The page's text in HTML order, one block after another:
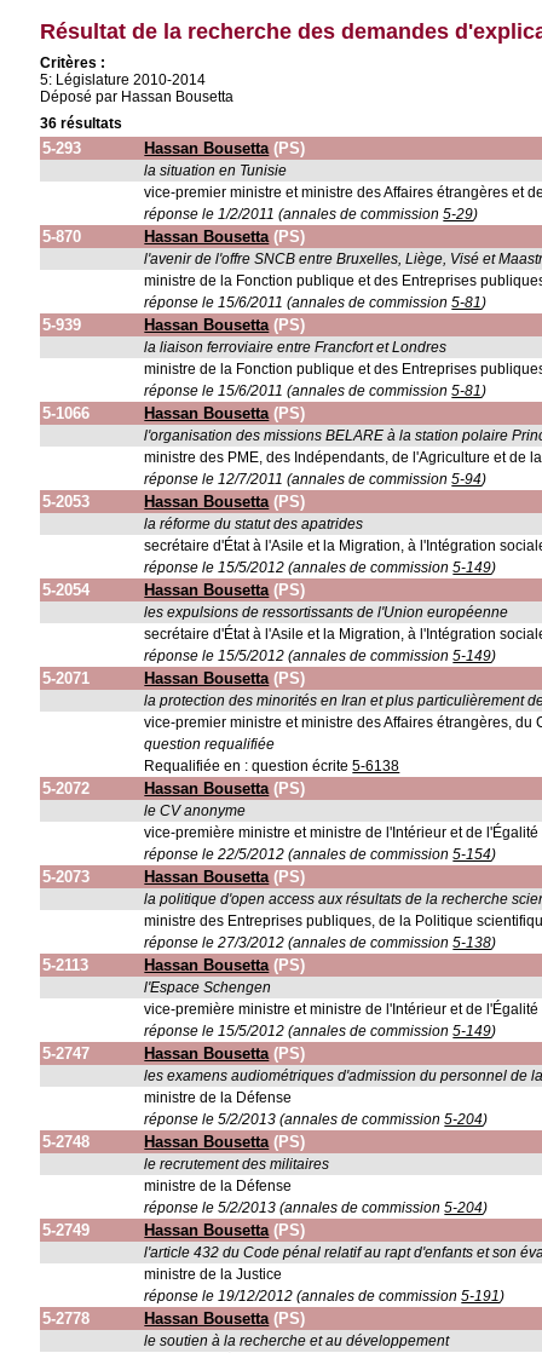
Résultat de la recherche des demandes
Critères :
5: Législature 2010-2014
Déposé par Hassan Bousetta
36 résultats
5-293 Hassan Bousetta(PS)
la situation en Tunisie
vice-premier ministre et ministre des Affaires étrangères et
réponse le 1/2/2011 (annales de commission5-29)
5-870 Hassan Bousetta(PS)
l'avenir de l'offre SNCB entre Bruxelles, Liège, Visé et
ministre de la Fonction publique et des Entreprises
réponse le 15/6/2011 (annales de commission5-81)
5-939 Hassan Bousetta(PS)
la liaison ferroviaire entre Francfort et Londres
ministre de la Fonction publique et des Entreprises
réponse le 15/6/2011 (annales de commission5-81)
5-1066 Hassan Bousetta(PS)
l'organisation des missions BELARE à la station polaire
ministre des PME, des Indépendants, de l'Agriculture et de
réponse le 12/7/2011 (annales de commission5-94)
5-2053 Hassan Bousetta(PS)
la réforme du statut des apatrides
secrétaire d'État à l'Asile et la Migration, à l'Intégration
réponse le 15/5/2012 (annales de commission5-149)
5-2054 Hassan Bousetta(PS)
les expulsions de ressortissants de l'Union européenne
secrétaire d'État à l'Asile et la Migration, à l'Intégration
réponse le 15/5/2012 (annales de commission5-149)
5-2071 Hassan Bousetta(PS)
la protection des minorités en Iran et plus particulièrement
vice-premier ministre et ministre des Affaires étrangères,
question requalifiée
Requalifiée en : question écrite5-6138
5-2072 Hassan Bousetta(PS)
le CV anonyme
vice-première ministre et ministre de l'Intérieur et de
réponse le 22/5/2012 (annales de commission5-154)
5-2073 Hassan Bousetta(PS)
la politique d'open access aux résultats de la recherche
ministre des Entreprises publiques, de la Politique
réponse le 27/3/2012 (annales de commission5-138)
5-2113 Hassan Bousetta(PS)
l'Espace Schengen
vice-première ministre et ministre de l'Intérieur et de
réponse le 15/5/2012 (annales de commission5-149)
5-2747 Hassan Bousetta(PS)
les examens audiométriques d'admission du personnel de
ministre de la Défense
réponse le 5/2/2013 (annales de commission5-204)
5-2748 Hassan Bousetta(PS)
le recrutement des militaires
ministre de la Défense
réponse le 5/2/2013 (annales de commission5-204)
5-2749 Hassan Bousetta(PS)
l'article 432 du Code pénal relatif au rapt d'enfants et son
ministre de la Justice
réponse le 19/12/2012 (annales de commission5-191)
5-2778 Hassan Bousetta(PS)
le soutien à la recherche et au développement